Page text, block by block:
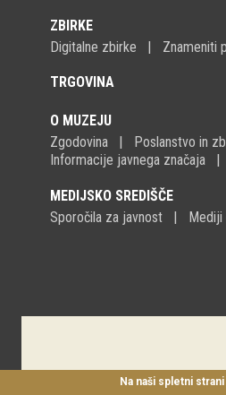
ZBIRKE
Digitalne zbirke
Znameniti
TRGOVINA
O MUZEJU
Zgodovina
Poslanstvo in
Informacije javnega značaja
MEDIJSKO SREDIŠČE
Sporočila za javnost
Mediji
Na naši spletni